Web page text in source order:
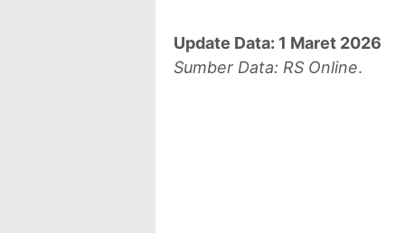
Update Data: 1 Maret 2026
Sumber Data: RS Online.